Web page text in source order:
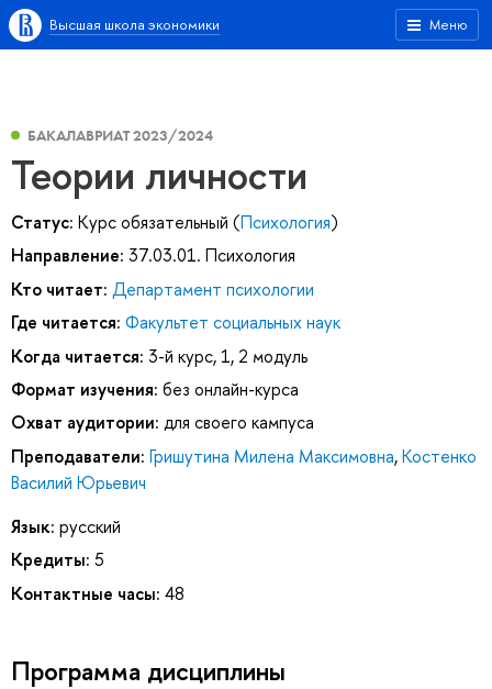
Меню
Высшая школа экономики
БАКАЛАВРИАТ 2023/2024
Теории личности
Статус: Курс обязательный (Психология)
Направление: 37.03.01. Психология
Кто читает: Департамент психологии
Где читается: Факультет социальных наук
Когда читается: 3-й курс, 1, 2 модуль
Формат изучения: без онлайн-курса
Охват аудитории: для своего кампуса
Преподаватели: Гришутина Милена Максимовна,Костенко
Василий Юрьевич
Язык: русский
Кредиты: 5
Контактные часы: 48
Программа дисциплины